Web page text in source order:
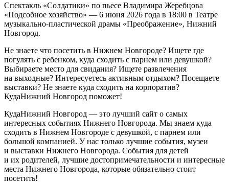
Спектакль «Солдатики» по пьесе Владимира Жеребцова
«Подсобное хозяйство» — 6 июня 2026 года в 18:00 в Театре
музыкально-пластической драмы «Преображение», Нижний
Новгород.
Не знаете что посетить в Нижнем Новгороде? Ищете где
погулять с ребенком, куда сходить с парнем или девушкой?
Выбираете место для свидания? Ищете развлечения
на выходные? Интересуетесь активным отдыхом? Посещаете
выставки? Не знаете куда сходить на корпоратив?
КудаНижний Новгород поможет!
КудаНижний Новгород — это лучший сайт о самых
интересных событиях Нижнего Новгорода. Мы знаем куда
сходить в Нижнем Новгороде с девушкой, с парнем или
большой компанией. У нас только лучшие события, музеи
и выставки Нижнего Новгорода. События для детей
и их родителей, лучшие достопримечательности и интересные
места Нижнего Новгорода, которые обязательно стоит
посетить!